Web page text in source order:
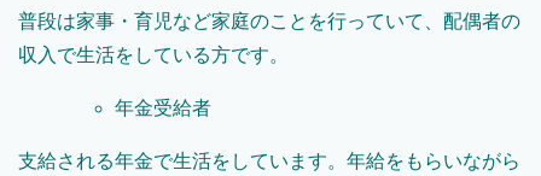
普段は家事・育児など家庭のことを行っていて、配偶者の
収入で生活をしている方です。
年金受給者
支給される年金で生活をしています。年給をもらいながら